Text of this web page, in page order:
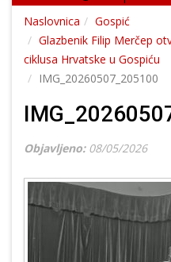
Naslovnica
Gospić
Glazbenik Filip Merčep
ciklusa Hrvatske u Gospiću
IMG_20260507_205100
Objavljeno: 08/05/2026